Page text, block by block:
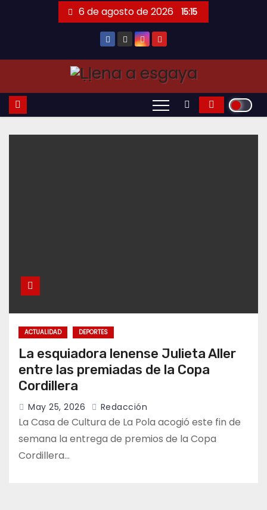
6 de agosto de 2026 15:15
ACTUALIDAD DEPORTES
La esquiadora lenense Julieta Aller
entre las premiadas de la Copa
Cordillera
May 25, 2026 Redacción
La Casa de Cultura de La Pola acogió este fin de
semana la entrega de premios de la Copa
Cordillera…